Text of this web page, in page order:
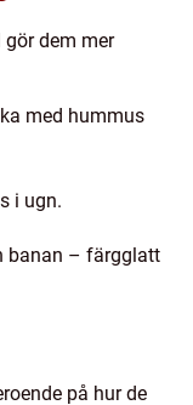
dem mer
med hummus
i ugn.
banan – färgglatt
på hur de